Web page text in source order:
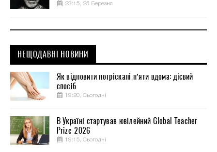
23:15, 25 Березня
НЕЩОДАВНІ НОВИНИ
Як відновити потріскані п’яти вдома: дієвий
спосіб
19:20, Сьогодні
В Україні стартував ювілейний Global Teacher
Prize-2026
19:15, Сьогодні